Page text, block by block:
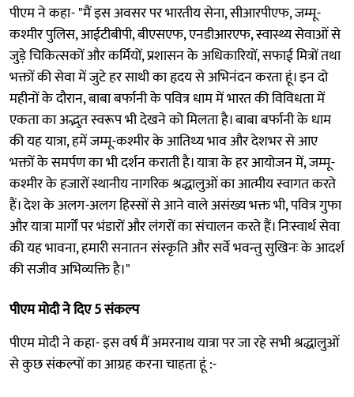
पीएम ने कहा- "मैं इस अवसर पर भारतीय सेना, सीआरपीएफ, जम्मू-
कश्मीर पुलिस, आईटीबीपी, बीएसएफ, एनडीआरएफ, स्वास्थ्य सेवाओं से
जुड़े चिकित्सकों और कर्मियों, प्रशासन के अधिकारियों, सफाई मित्रों तथा
भक्तों की सेवा में जुटे हर साथी का हृदय से अभिनंदन करता हूं। इन दो
महीनों के दौरान, बाबा बर्फानी के पवित्र धाम में भारत की विविधता में
एकता का अद्भुत स्वरूप भी देखने को मिलता है। बाबा बर्फानी के धाम
की यह यात्रा, हमें जम्मू-कश्मीर के आतिथ्य भाव और देशभर से आए
भक्तों के समर्पण का भी दर्शन कराती है। यात्रा के हर आयोजन में, जम्मू-
कश्मीर के हजारों स्थानीय नागरिक श्रद्धालुओं का आत्मीय स्वागत करते
हैं। देश के अलग-अलग हिस्सों से आने वाले असंख्य भक्त भी, पवित्र गुफा
और यात्रा मार्गों पर भंडारों और लंगरों का संचालन करते हैं। निःस्वार्थ सेवा
की यह भावना, हमारी सनातन संस्कृति और सर्वे भवन्तु सुखिनः के आदर्श
की सजीव अभिव्यक्ति है।"
पीएम मोदी ने दिए 5 संकल्प
पीएम मोदी ने कहा- इस वर्ष मैं अमरनाथ यात्रा पर जा रहे सभी श्रद्धालुओं
से कुछ संकल्पों का आग्रह करना चाहता हूं :-